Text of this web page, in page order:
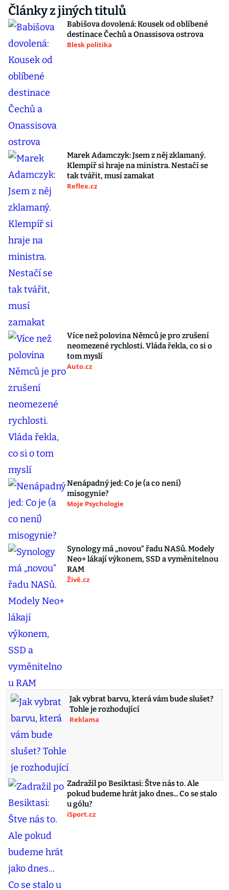
Články z jiných titulů
Babišova dovolená: Kousek od oblíbené
destinace Čechů a Onassisova ostrova
Blesk politika
Marek Adamczyk: Jsem z něj zklamaný.
Klempíř si hraje na ministra. Nestačí se
tak tvářit, musí zamakat
Reflex.cz
Více než polovina Němců je pro zrušení
neomezené rychlosti. Vláda řekla, co si o
tom myslí
Auto.cz
Nenápadný jed: Co je (a co není)
misogynie?
Moje Psychologie
Synology má „novou“ řadu NASů. Modely
Neo+ lákají výkonem, SSD a vyměnitelnou
RAM
Živě.cz
Jak vybrat barvu, která vám bude slušet?
Tohle je rozhodující
Reklama
Zadražil po Besiktasi: Štve nás to. Ale
pokud budeme hrát jako dnes... Co se stalo
u gólu?
iSport.cz